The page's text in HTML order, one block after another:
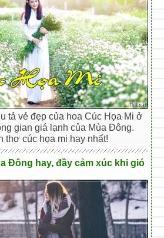
tả vẻ đẹp của hoa Cúc Họa Mi ở
gian giá lạnh của Mùa Đông.
thơ cúc họa mi hay nhất!
Đông hay, đầy cảm xúc khi gió